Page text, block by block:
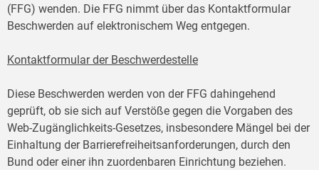
(FFG) wenden. Die FFG nimmt über das Kontaktformular
Beschwerden auf elektronischem Weg entgegen.
Kontaktformular der Beschwerdestelle
Diese Beschwerden werden von der FFG dahingehend
geprüft, ob sie sich auf Verstöße gegen die Vorgaben des
Web-Zugänglichkeits-Gesetzes, insbesondere Mängel bei der
Einhaltung der Barrierefreiheitsanforderungen, durch den
Bund oder einer ihn zuordenbaren Einrichtung beziehen.